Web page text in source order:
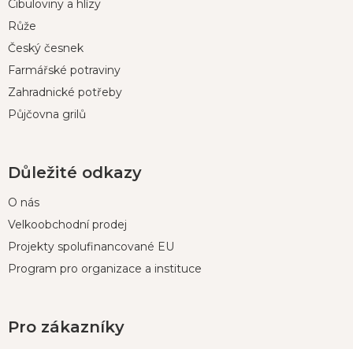
Cibuloviny a hlízy
Růže
Český česnek
Farmářské potraviny
Zahradnické potřeby
Půjčovna grilů
Důležité odkazy
O nás
Velkoobchodní prodej
Projekty spolufinancované EU
Program pro organizace a instituce
Pro zákazníky